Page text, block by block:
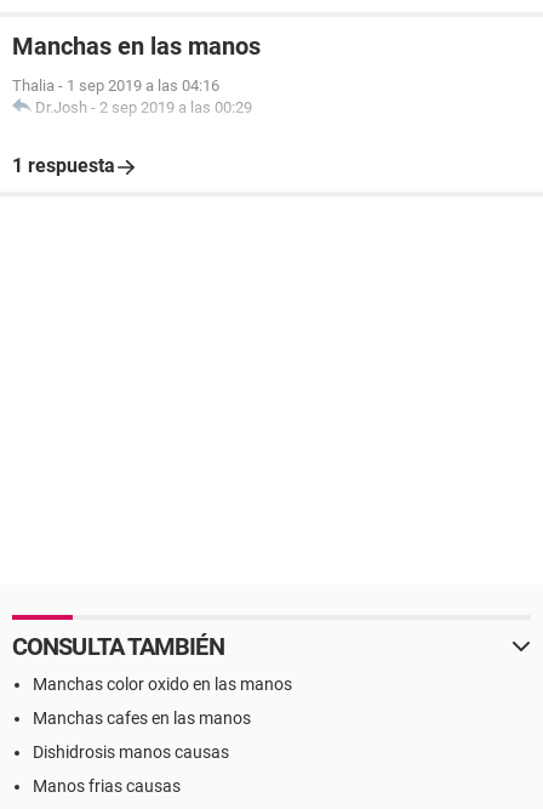
Manchas en las manos
Thalia - 1 sep 2019 a las 04:16
Dr.Josh - 2 sep 2019 a las 00:29
1 respuesta
CONSULTA TAMBIÉN
Manchas color oxido en las manos
Manchas cafes en las manos
Dishidrosis manos causas
Manos frias causas